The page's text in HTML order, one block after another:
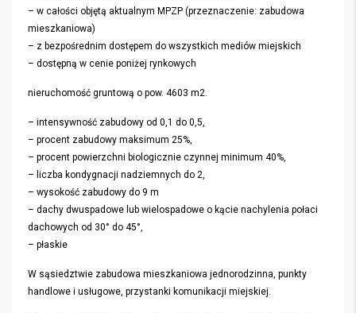
– w całości objętą aktualnym MPZP (przeznaczenie: zabudowa
mieszkaniowa)
– z bezpośrednim dostępem do wszystkich mediów miejskich
– dostępną w cenie poniżej rynkowych
nieruchomość gruntową o pow. 4603 m2.
– intensywność zabudowy od 0,1 do 0,5,
– procent zabudowy maksimum 25%,
– procent powierzchni biologicznie czynnej minimum 40%,
– liczba kondygnacji nadziemnych do 2,
– wysokość zabudowy do 9 m
– dachy dwuspadowe lub wielospadowe o kącie nachylenia połaci
dachowych od 30° do 45°,
– płaskie
W sąsiedztwie zabudowa mieszkaniowa jednorodzinna, punkty
handlowe i usługowe, przystanki komunikacji miejskiej.